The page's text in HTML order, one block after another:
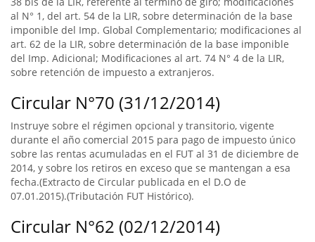
al N° 1, del art. 54 de la LIR, sobre determinación de la base
imponible del Imp. Global Complementario; modificaciones al
art. 62 de la LIR, sobre determinación de la base imponible
del Imp. Adicional; Modificaciones al art. 74 N° 4 de la LIR,
sobre retención de impuesto a extranjeros.
Circular N°70 (31/12/2014)
Instruye sobre el régimen opcional y transitorio, vigente
durante el año comercial 2015 para pago de impuesto único
sobre las rentas acumuladas en el FUT al 31 de diciembre de
2014, y sobre los retiros en exceso que se mantengan a esa
fecha.(Extracto de Circular publicada en el D.O de
07.01.2015).(Tributación FUT Histórico).
Circular N°62 (02/12/2014)